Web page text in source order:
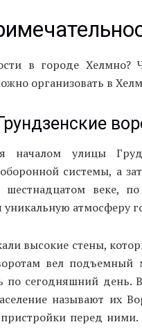
в городе Хелмно?
организовать в
началом улицы
системы, а
шестнадцатом веке,
уникальную атмосферу
высокие стены,
вел подъемный
по сегодняшний день.
называют их
перед ними.